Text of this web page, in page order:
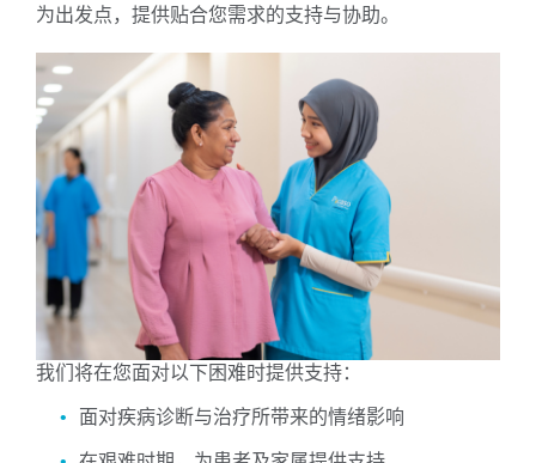
为出发点，提供贴合您需求的支持与协助。
我们将在您面对以下困难时提供支持：
面对疾病诊断与治疗所带来的情绪影响